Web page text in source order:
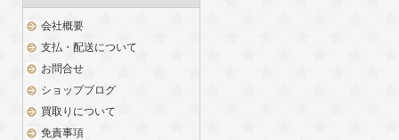
会社概要
支払・配送について
お問合せ
ショップブログ
買取りについて
免責事項